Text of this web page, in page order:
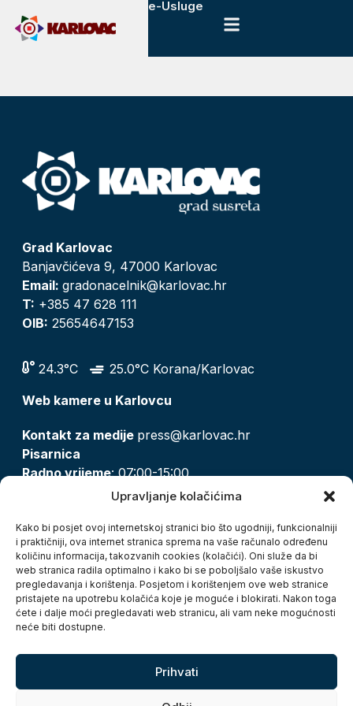
Upravljanje kolačićima
Kako bi posjet ovoj internetskoj stranici bio što ugodniji, funkcionalniji
i praktičniji, ova internet stranica sprema na vaše računalo određenu
količinu informacija, takozvanih cookies (kolačići). Oni služe da bi
web stranica radila optimalno i kako bi se poboljšalo vaše iskustvo
pregledavanja i korištenja. Posjetom i korištenjem ove web stranice
pristajete na upotrebu kolačića koje je moguće i blokirati. Nakon toga
ćete i dalje moći pregledavati web stranicu, ali vam neke mogućnosti
neće biti dostupne.
Prihvati
e-Usluge
Grad Karlovac
Banjavčićeva 9, 47000 Karlovac
Email: gradonacelnik@karlovac.hr
T: +385 47 628 111
OIB: 25654647153
24.3°C
25.0°C Korana/Karlovac
Web kamere u Karlovcu
Kontakt za medije press@karlovac.hr
Pisarnica
Radno vrijeme: 07:00-15:00
pisarnica@karlovac.hr
Zaštita osobnih podataka
Pristup informacijama
Kolačići
Izjava o pristupačnosti
Turistička zajednica grada Karlovca